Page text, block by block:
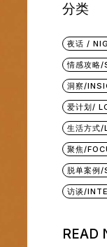
执照
中介条例 /
分类
夜话 /
情感攻略/
洞察/
爱计划/
生活方式/
聚焦/
脱单案例
访谈/
READ